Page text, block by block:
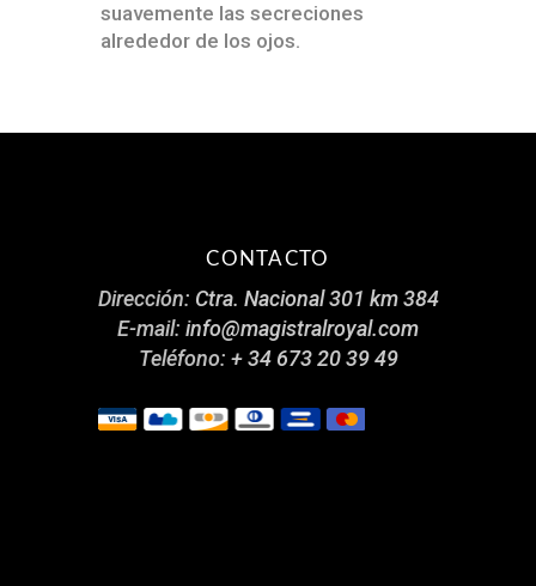
suavemente las secreciones
alrededor de los ojos.
CONTACTO
Dirección: Ctra. Nacional 301 km 384
E-mail: info@magistralroyal.com
Teléfono: + 34 673 20 39 49